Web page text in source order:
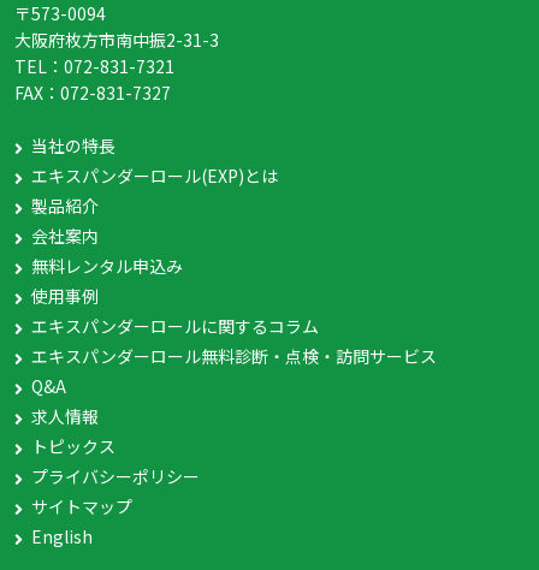
〒573-0094
大阪府枚方市南中振2-31-3
TEL： 072-831-7321
FAX： 072-831-7327
当社の特長
エキスパンダーロール(EXP)とは
製品紹介
会社案内
無料レンタル申込み
使用事例
エキスパンダーロールに関するコラム
エキスパンダーロール無料診断・点検・訪問サービス
Q&A
求人情報
トピックス
プライバシーポリシー
サイトマップ
English